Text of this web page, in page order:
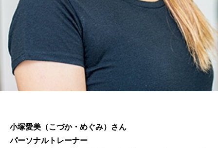
小塚愛美（こづか・めぐみ）さん
パーソナルトレーナー